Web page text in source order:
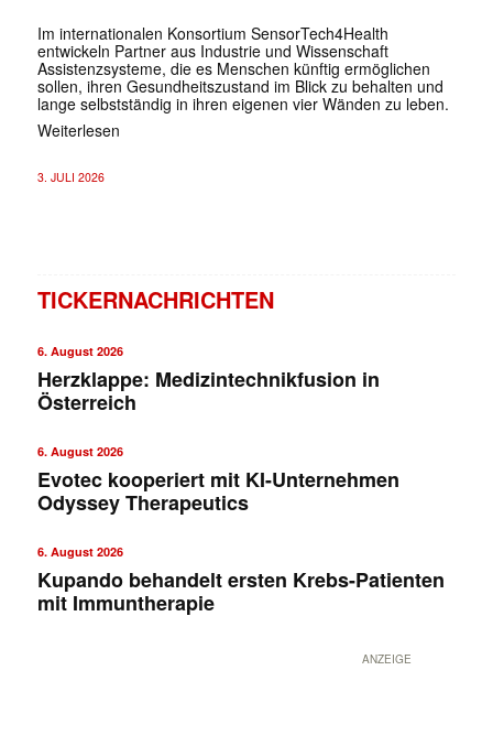
Im internationalen Konsortium SensorTech4Health
entwickeln Partner aus Industrie und Wissenschaft
Assistenzsysteme, die es Menschen künftig ermöglichen
sollen, ihren Gesundheitszustand im Blick zu behalten und
lange selbstständig in ihren eigenen vier Wänden zu leben.
Weiterlesen
3. JULI 2026
TICKERNACHRICHTEN
6. August 2026
Herzklappe: Medizintechnikfusion in
Österreich
6. August 2026
Evotec kooperiert mit KI-Unternehmen
Odyssey Therapeutics
6. August 2026
Kupando behandelt ersten Krebs-Patienten
mit Immuntherapie
ANZEIGE